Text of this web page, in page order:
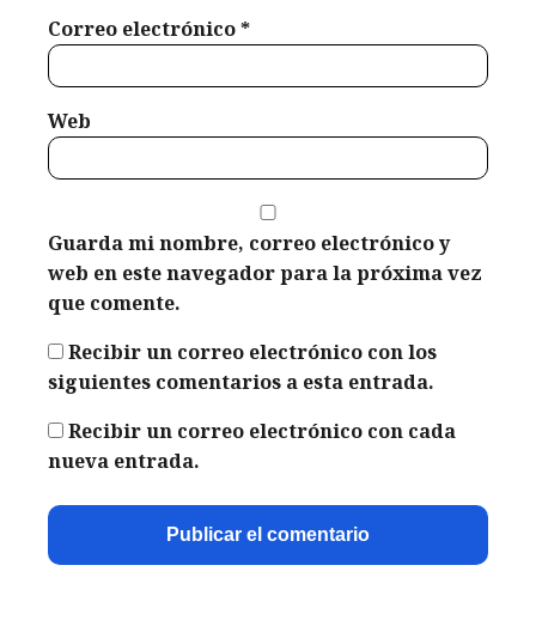
Correo electrónico*
Web
Guarda mi nombre, correo electrónico y
web en este navegador para la próxima vez
que comente.
Recibir un correo electrónico con los
siguientes comentarios a esta entrada.
Recibir un correo electrónico con cada
nueva entrada.